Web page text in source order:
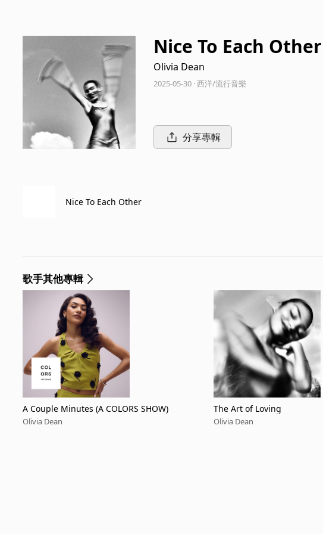
Nice To Each Other
Olivia Dean
2025-05-30 · 西洋/流行音樂
分享專輯
Nice To Each Other
歌手其他專輯
A Couple Minutes (A COLORS SHOW)
Olivia Dean
The Art of Loving
Olivia Dean